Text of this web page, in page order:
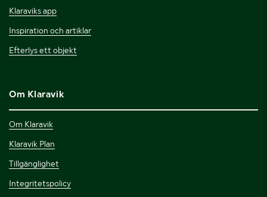
Klaraviks app
Inspiration och artiklar
Efterlys ett objekt
Om Klaravik
Om Klaravik
Klaravik Plan
Tillgänglighet
Integritetspolicy